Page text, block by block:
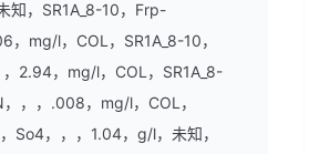
知，SR1A_8-10，Frp-
，mg/l，COL，SR1A_8-10，
2.94，mg/l，COL，SR1A_8-
，，.008，mg/l，COL，
So4，，，1.04，g/l，未知，